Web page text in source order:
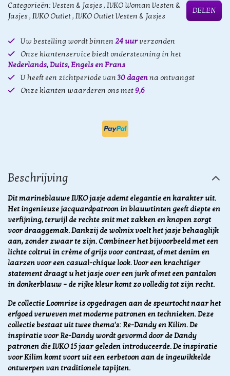
Categorieën: Vesten & Jasjes, IVKO Woman Vesten &
Jasjes, IVKO Outlet, IVKO Outlet Vesten & Jasjes
DELEN
Uw bestelling wordt binnen 24 uurverzonden
Onze klantenservice biedt ondersteuning in het
Nederlands, Duits, Engels en Frans
U heeft een zichtperiode van30 dagenna ontvangst
Onze klanten waarderen ons met 9,6
Beschrijving
Dit marineblauwe IVKO jasje ademt elegantie en karakter uit.
Het ingenieuze jacquardpatroon in blauwtinten geeft diepte en
verfijning, terwijl de rechte snit met zakken en knopen zorgt
voor draaggemak. Dankzij de wolmix voelt het jasje behaaglijk
aan, zonder zwaar te zijn. Combineer het bijvoorbeeld met een
lichte coltrui in crème of grijs voor contrast, of met denim en
laarzen voor een casual-chique look. Voor een krachtiger
statement draagt u het jasje over een jurk of met een pantalon
in donkerblauw – de rijke kleur komt zo volledig tot zijn recht.
De collectie Loomrise is opgedragen aan de speurtocht naar het
erfgoed verweven met moderne patronen en technieken. Deze
collectie bestaat uit twee thema's: Re-Dandy en Kilim. De
inspiratie voor Re-Dandy wordt gevormd door de Dandy
patronen die IVKO 15 jaar geleden introduceerde. De inspiratie
voor Kilim komt voort uit een eerbetoon aan de ingewikkelde
ontwerpen van traditionele tapijten.